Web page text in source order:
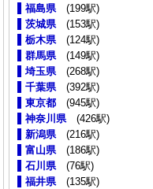
福島県(199駅)
茨城県(153駅)
栃木県(124駅)
群馬県(149駅)
埼玉県(268駅)
千葉県(392駅)
東京都 (945駅)
神奈川県(426駅)
新潟県(216駅)
富山県(186駅)
石川県(76駅)
福井県(135駅)